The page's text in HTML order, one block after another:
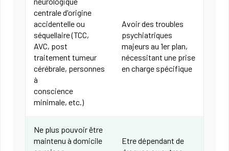
centrale d'origine
accidentelle ou
séquellaire (TCC,
AVC, post
traitement tumeur
cérébrale, personnes
à
conscience
minimale, etc.)
Avoir des troubles
psychiatriques
majeurs au 1er plan,
nécessitant une prise
en charge spécifique
Ne plus pouvoir être
maintenu à domicile
Etre dépendant de